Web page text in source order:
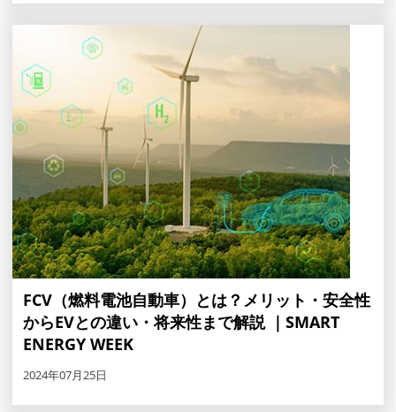
FCV（燃料電池自動車）とは？メリット・安全性
からEVとの違い・将来性まで解説 ｜SMART
ENERGY WEEK
2024年07月25日